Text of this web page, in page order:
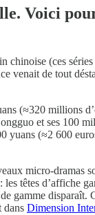
Voici
chinoise (ces
venait de tout
(≈320 millions
et ses 100
(≈2 600
micro-dramas
têtes
disparaît.
dans Dimension